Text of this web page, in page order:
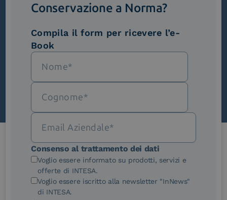
Iscriviti alla newsletter
Novità, iniziative ed eventi dal mondo della
trasformazione digitale.
Scopri InNews
Le nostre certificazioni
Conservazione a Norma?
Compila il form per ricevere l’e-
Book
Consenso al trattamento dei dati
Voglio essere informato su prodotti, servizi e
offerte di INTESA.
Voglio essere iscritto alla newsletter "InNews"
di INTESA.